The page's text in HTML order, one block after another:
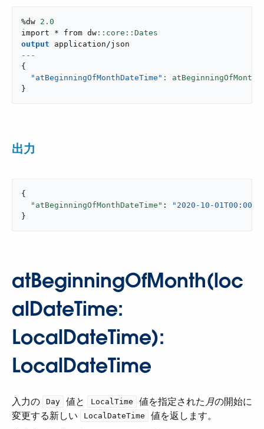
%dw 2.0
import * from dw
output
application/json
---
{
"atBeginningOfMonthDateTime" :
}
出力
{
"atBeginningOfMonthDateTime" :
"2020-10-
}
atBeginningOfMonth(loc
alDateTime:
LocalDateTime):
LocalDateTime
入力の ​ Day ​ 値と ​ LocalTime ​ 値を指定された​月​の開始に
変更する新しい ​
LocalDateTime
​ 値を返します。